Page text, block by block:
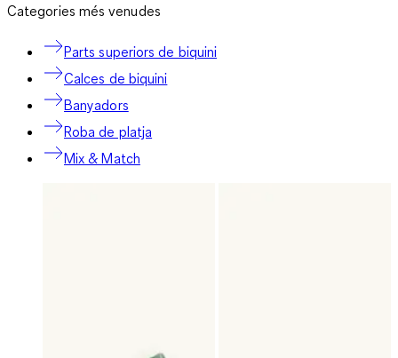
Categories més venudes
Parts superiors de biquini
Calces de biquini
Banyadors
Roba de platja
Mix & Match